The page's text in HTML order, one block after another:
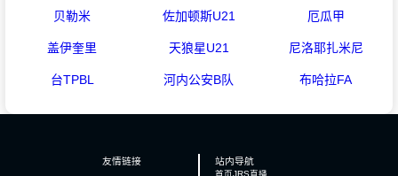
贝勒米 佐加顿斯U21 厄瓜甲
盖伊奎里 天狼星U21 尼洛耶扎米尼
台TPBL 河内公安B队 布哈拉FA
友情链接 站内导航
首页JRS直播